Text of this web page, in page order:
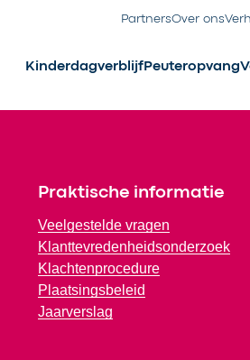
PartnersOver ons
Kinderdagverblijf Peuteropvang
Praktische informatie
Veelgestelde vragen
Klanttevredenheidsonderzoek
Klachtenprocedure
Plaatsingsbeleid
Jaarverslag